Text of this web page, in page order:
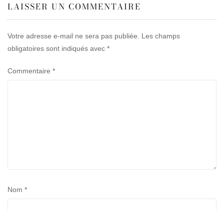
l’article
LAISSER UN COMMENTAIRE
Votre adresse e-mail ne sera pas publiée.
Les champs
obligatoires sont indiqués avec *
Commentaire *
Nom *